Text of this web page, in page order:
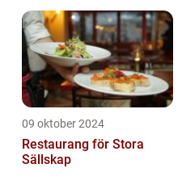
09 oktober 2024
Restaurang för Stora
Sällskap